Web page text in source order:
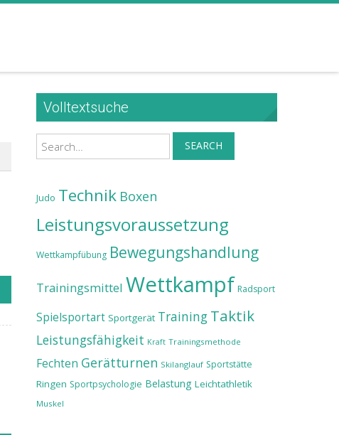
Volltextsuche
Search SEARCH
Judo Technik Boxen
Leistungsvoraussetzung
Wettkampfübung Bewegungshandlung
Trainingsmittel Wettkampf Radsport
Spielsportart Sportgerät Training Taktik
Leistungsfähigkeit Kraft Trainingsmethode
Fechten Gerätturnen Skilanglauf Sportstätte
Ringen Sportpsychologie Belastung Leichtathletik
Muskel